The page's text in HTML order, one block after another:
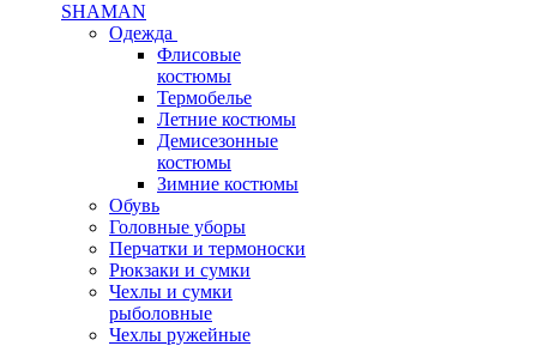
SHAMAN
Одежда
Флисовые
костюмы
Термобелье
Летние костюмы
Демисезонные
костюмы
Зимние костюмы
Обувь
Головные уборы
Перчатки и термоноски
Рюкзаки и сумки
Чехлы и сумки
рыболовные
Чехлы ружейные